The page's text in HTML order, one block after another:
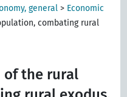
general > Economic
combating rural
of the rural